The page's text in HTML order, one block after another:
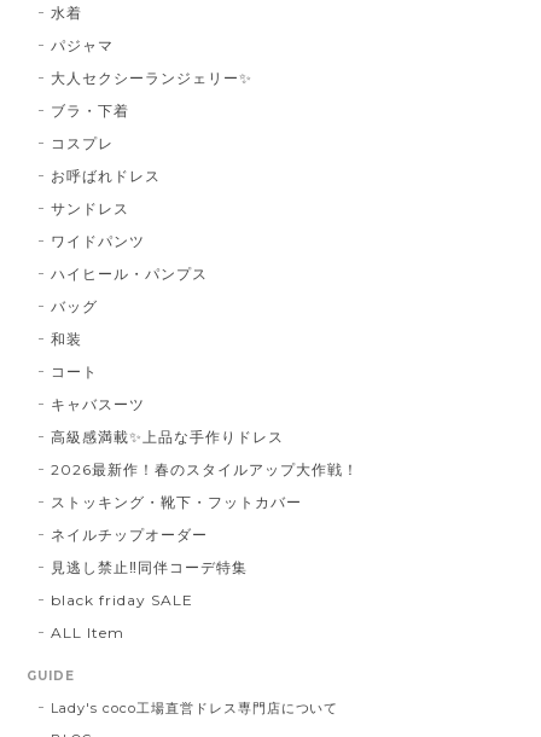
水着
パジャマ
大人セクシーランジェリー✨
ブラ・下着
コスプレ
お呼ばれドレス
サンドレス
ワイドパンツ
ハイヒール・パンプス
バッグ
和装
コート
キャバスーツ
高級感満載✨上品な手作りドレス
2026最新作！春のスタイルアップ大作戦！
ストッキング・靴下・フットカバー
ネイルチップオーダー
見逃し禁止‼同伴コーデ特集
black friday SALE
ALL Item
GUIDE
Lady's coco工場直営ドレス専門店について